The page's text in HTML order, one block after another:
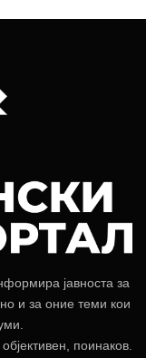
јавноста за
и за оние теми кои
поинаков.